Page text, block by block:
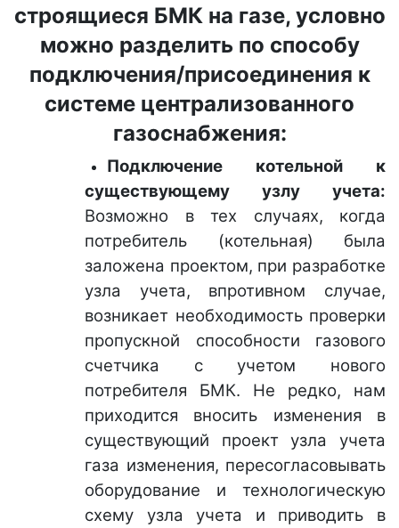
строящиеся БМК на газе, условно
можно разделить по способу
подключения/присоединения к
системе централизованного
газоснабжения:
Подключение котельной к
существующему узлу учета:
Возможно в тех случаях, когда
потребитель (котельная) была
заложена проектом, при разработке
узла учета, впротивном случае,
возникает необходимость проверки
пропускной способности газового
счетчика с учетом нового
потребителя БМК. Не редко, нам
приходится вносить изменения в
существующий проект узла учета
газа изменения, пересогласовывать
оборудование и технологическую
схему узла учета и приводить в